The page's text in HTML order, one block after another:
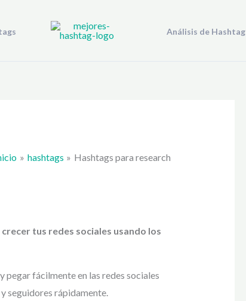
Análisis de Hashtag
hashtags Hashtags para research
crecer tus redes sociales usando los
pegar fácilmente en las redes sociales
seguidores rápidamente.